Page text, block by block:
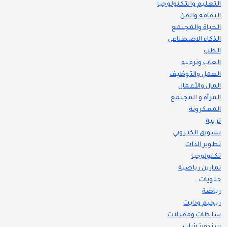
التعليم والتكنولوجيا
الثقافة والفن
الحياة والمجتمع
الذكاء الاصطناعي
الطب
العاب وترفيه
العمل والتوظيف
المال والأعمال
المرأة و المجتمع
المعكرونة
تربية
تسويق الكتروني
تطوير الذات
تكنولوجيا
تمارين رياضية
حلويات
رياضة
ريجيم ودايت
سلطات ومقبلات